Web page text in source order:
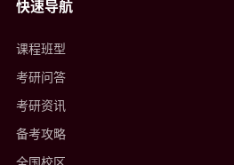
快速导航
课程班型
考研问答
考研资讯
备考攻略
全国校区